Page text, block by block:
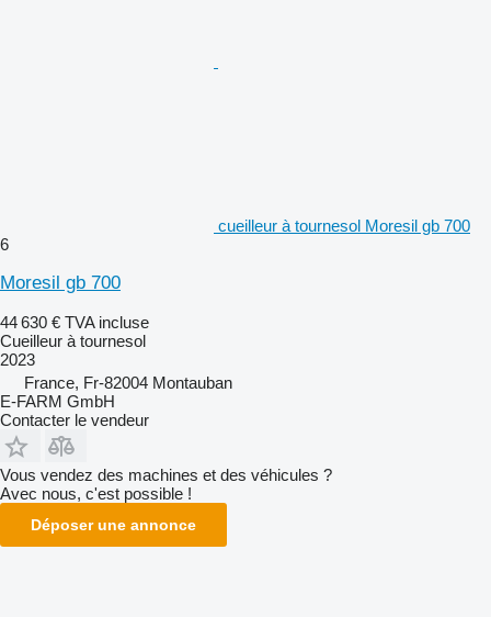
cueilleur à tournesol Moresil gb 700
6
Moresil gb 700
44 630 € TVA incluse
Cueilleur à tournesol
2023
France, Fr-82004 Montauban
E-FARM GmbH
Contacter le vendeur
Vous vendez des machines et des véhicules ?
Avec nous, c'est possible !
Déposer une annonce